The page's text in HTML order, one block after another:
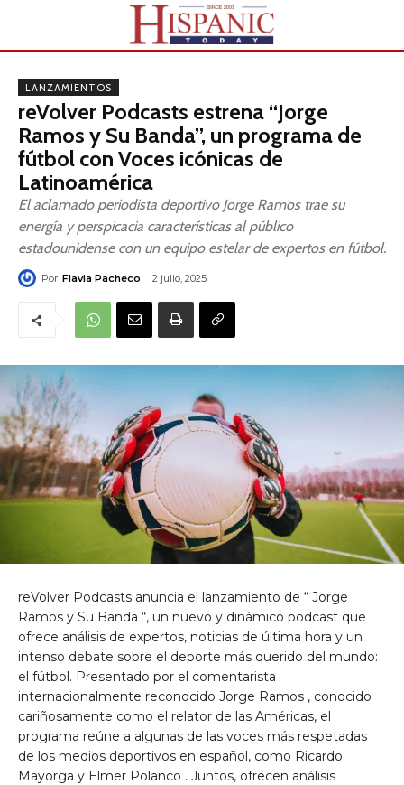
LANZAMIENTOS
reVolver Podcasts estrena “Jorge
Ramos y Su Banda”, un programa de
fútbol con Voces icónicas de
Latinoamérica
El aclamado periodista deportivo Jorge Ramos trae su
energía y perspicacia características al público
estadounidense con un equipo estelar de expertos en fútbol.
Por Flavia Pacheco 2 julio, 2025
reVolver Podcasts anuncia el lanzamiento de “ Jorge
Ramos y Su Banda “, un nuevo y dinámico podcast que
ofrece análisis de expertos, noticias de última hora y un
intenso debate sobre el deporte más querido del mundo:
el fútbol. Presentado por el comentarista
internacionalmente reconocido Jorge Ramos , conocido
cariñosamente como el relator de las Américas, el
programa reúne a algunas de las voces más respetadas
de los medios deportivos en español, como Ricardo
Mayorga y Elmer Polanco . Juntos, ofrecen análisis